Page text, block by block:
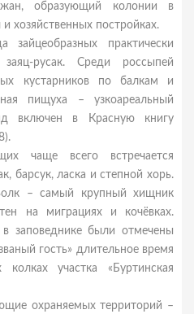
образующий колонии в
хозяйственных постройках.
зайцеобразных практически
заяц-русак. Среди россыпей
кустарников по балкам и
пищуха – узкоареальный
включен в Красную книгу
чаще всего встречается
барсук, ласка и степной хорь.
– самый крупный хищник
на миграциях и кочёвках.
заповеднике были отмечены
гость» длительное время
участка «Буртинская
охраняемых территорий –